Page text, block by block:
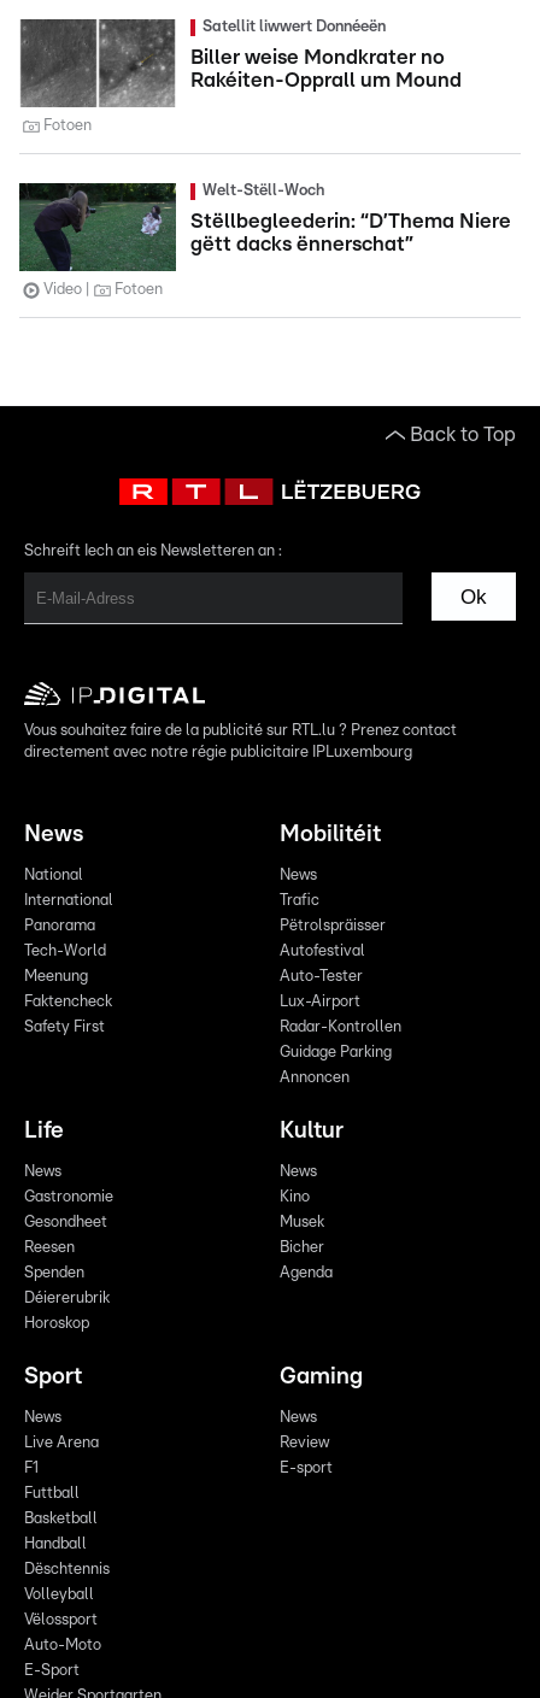
Satellit liwwert Donnéeën
Biller weise Mondkrater no
Rakéiten-Opprall um Mound
Fotoen
Welt-Stëll-Woch
Stëllbegleederin: “D’Thema Niere
gëtt dacks ënnerschat”
Video Fotoen
Back to Top
Schreift Iech an eis Newsletteren an :
Ok
Vous souhaitez faire de la publicité sur RTL.lu ? Prenez contact
directement avec notre régie publicitaire IPLuxembourg
News
National
International
Panorama
Tech-World
Meenung
Faktencheck
Safety First
Mobilitéit
News
Trafic
Pëtrolspräisser
Autofestival
Auto-Tester
Lux-Airport
Radar-Kontrollen
Guidage Parking
Annoncen
Life
News
Gastronomie
Gesondheet
Reesen
Spenden
Déiererubrik
Horoskop
Kultur
News
Kino
Musek
Bicher
Agenda
Sport
News
Live Arena
F1
Futtball
Basketball
Handball
Dëschtennis
Volleyball
Vëlossport
Auto-Moto
E-Sport
Gaming
News
Review
E-sport